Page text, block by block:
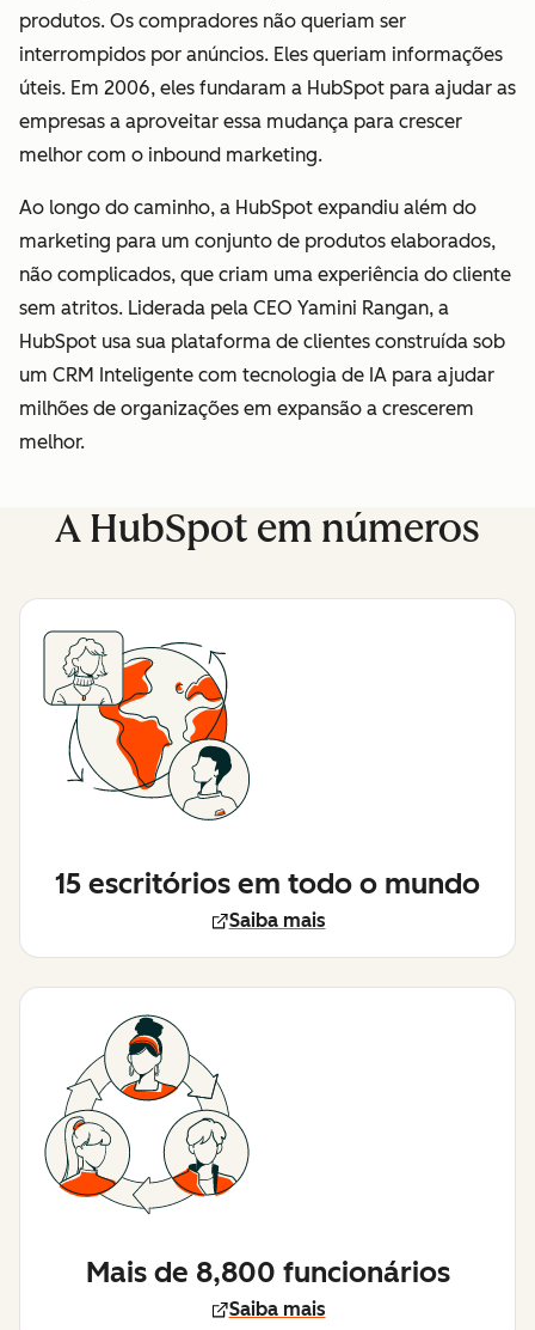
produtos. Os compradores não queriam ser
interrompidos por anúncios. Eles queriam informações
úteis. Em 2006, eles fundaram a HubSpot para ajudar as
empresas a aproveitar essa mudança para crescer
melhor com o inbound marketing.
Ao longo do caminho, a HubSpot expandiu além do
marketing para um conjunto de produtos elaborados,
não complicados, que criam uma experiência do cliente
sem atritos. Liderada pela CEO Yamini Rangan, a
HubSpot usa sua plataforma de clientes construída sob
um CRM Inteligente com tecnologia de IA para ajudar
milhões de organizações em expansão a crescerem
melhor.
A HubSpot em números
15 escritórios em todo o mundo
Saiba mais
Mais de 8,800 funcionários
Saiba mais